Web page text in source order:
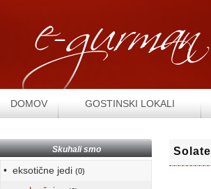
DOMOV GOSTINSKI LOKALI
Skuhali smo
• eksotične jedi (0)
Solate